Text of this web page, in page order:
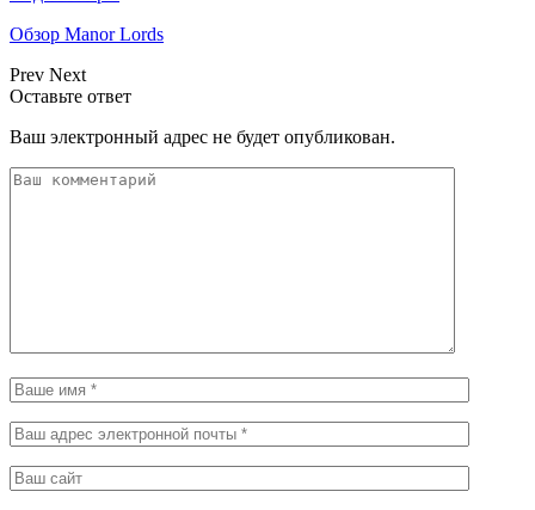
Обзор Manor Lords
Prev Next
Оставьте ответ
Ваш электронный адрес не будет опубликован.